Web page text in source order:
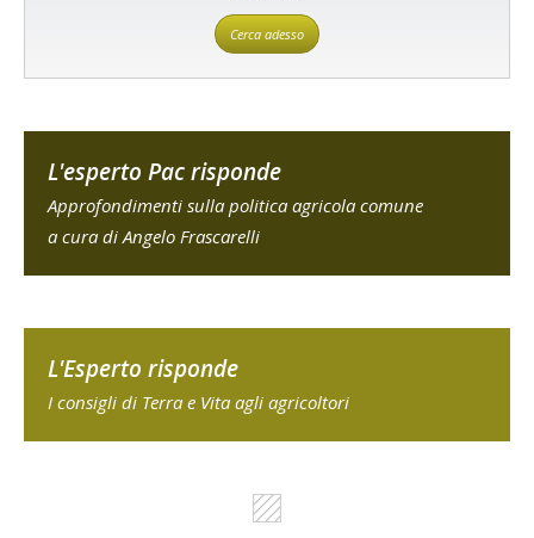
Cerca adesso
L'esperto Pac risponde
Approfondimenti sulla politica agricola comune
a cura di Angelo Frascarelli
L'Esperto risponde
I consigli di Terra e Vita agli agricoltori